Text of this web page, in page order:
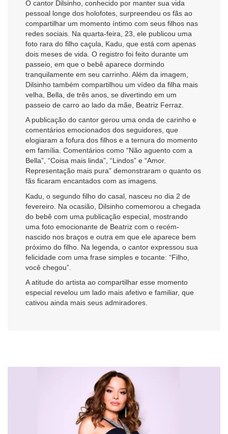
O cantor Dilsinho, conhecido por manter sua vida
pessoal longe dos holofotes, surpreendeu os fãs ao
compartilhar um momento íntimo com seus filhos nas
redes sociais. Na quarta-feira, 23, ele publicou uma
foto rara do filho caçula, Kadu, que está com apenas
dois meses de vida. O registro foi feito durante um
passeio, em que o bebê aparece dormindo
tranquilamente em seu carrinho. Além da imagem,
Dilsinho também compartilhou um vídeo da filha mais
velha, Bella, de três anos, se divertindo em um
passeio de carro ao lado da mãe, Beatriz Ferraz.
A publicação do cantor gerou uma onda de carinho e
comentários emocionados dos seguidores, que
elogiaram a fofura dos filhos e a ternura do momento
em família. Comentários como “Não aguento com a
Bella”, “Coisa mais linda”, “Lindos” e “Amor.
Representação mais pura” demonstraram o quanto os
fãs ficaram encantados com as imagens.
Kadu, o segundo filho do casal, nasceu no dia 2 de
fevereiro. Na ocasião, Dilsinho comemorou a chegada
do bebê com uma publicação especial, mostrando
uma foto emocionante de Beatriz com o recém-
nascido nos braços e outra em que ele aparece bem
próximo do filho. Na legenda, o cantor expressou sua
felicidade com uma frase simples e tocante: “Filho,
você chegou”.
A atitude do artista ao compartilhar esse momento
especial revelou um lado mais afetivo e familiar, que
cativou ainda mais seus admiradores.